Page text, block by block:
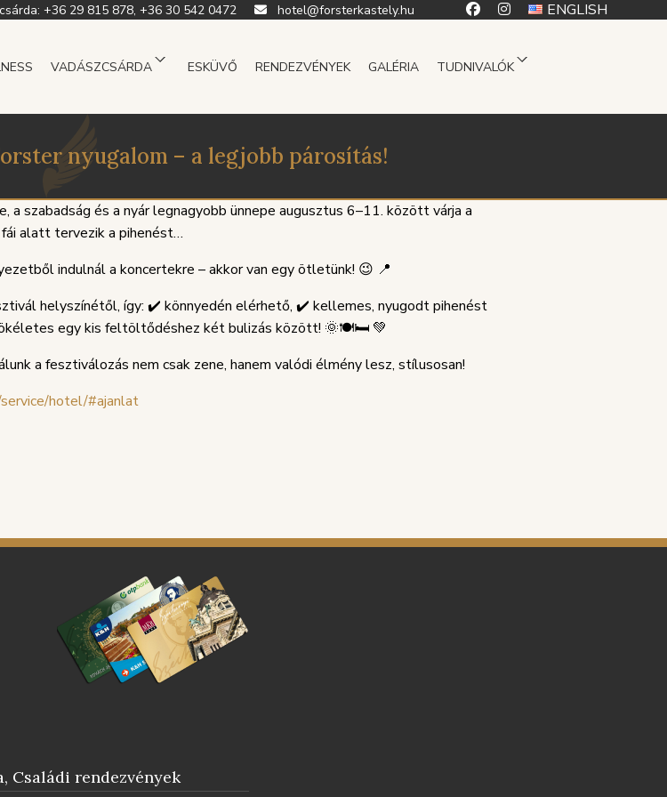
+36 29 815 878, +36 30 542 0472 hotel@forsterkastely.hu ENGLISH
VADÁSZCSÁRDA ESKÜVŐ RENDEZVÉNYEK GALÉRIA TUDNIVALÓK
nyugalom – a legjobb párosítás!
a szabadság és a nyár legnagyobb ünnepe augusztus 6–11. között várja a
alatt tervezik a pihenést…
indulnál a koncertekre – akkor van egy ötletünk! 😉 📍
helyszínétől, így: ✔️ könnyedén elérhető, ✔️ kellemes, nyugodt pihenést
egy kis feltöltődéshez két bulizás között! 🌞🍽️🛏️ 💚
a fesztiválozás nem csak zene, hanem valódi élmény lesz, stílusosan!
hotel/#ajanlat
Családi rendezvények